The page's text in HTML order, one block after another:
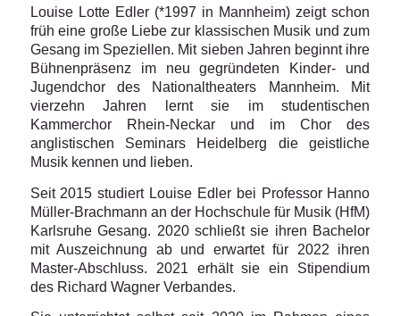
Louise Lotte Edler (*1997 in Mannheim) zeigt schon
früh eine große Liebe zur klassischen Musik und zum
Gesang im Speziellen. Mit sieben Jahren beginnt ihre
Bühnenpräsenz im neu gegründeten Kinder- und
Jugendchor des Nationaltheaters Mannheim. Mit
vierzehn Jahren lernt sie im studentischen
Kammerchor Rhein-Neckar und im Chor des
anglistischen Seminars Heidelberg die geistliche
Musik kennen und lieben.
Seit 2015 studiert Louise Edler bei Professor Hanno
Müller-Brachmann an der Hochschule für Musik (HfM)
Karlsruhe Gesang. 2020 schließt sie ihren Bachelor
mit Auszeichnung ab und erwartet für 2022 ihren
Master-Abschluss. 2021 erhält sie ein Stipendium
des Richard Wagner Verbandes.